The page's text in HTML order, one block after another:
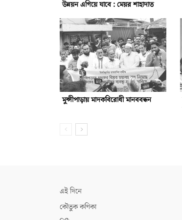
উন্নয়ন এগিয়ে যাবে : মেয়র শাহাদাত
মুন্সীপাড়ায় মাদকবিরোধী মানববন্ধন
এই দিনে
কৌতুক কণিকা